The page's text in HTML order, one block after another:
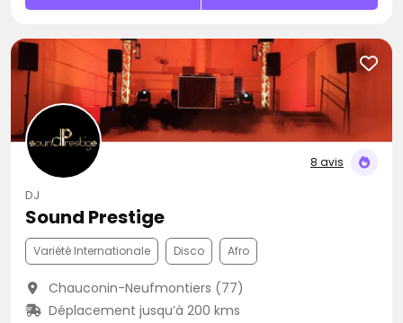
8 avis
DJ
Sound Prestige
Variété Internationale Disco Afro
Chauconin-Neufmontiers (77)
Déplacement jusqu’à 200 kms